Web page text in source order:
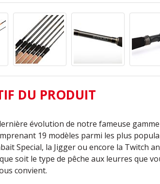
DU PRODUIT
évolution de notre fameuse gamme
19 modèles parmi les plus
Special, la Jigger ou encore la Twitch
soit le type de pêche aux leurres que
convient.